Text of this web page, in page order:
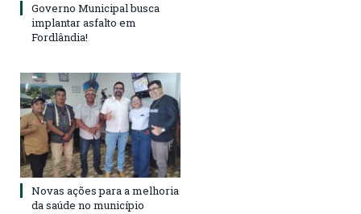
Governo Municipal busca
implantar asfalto em
Fordlândia!
Novas ações para a melhoria
da saúde no município